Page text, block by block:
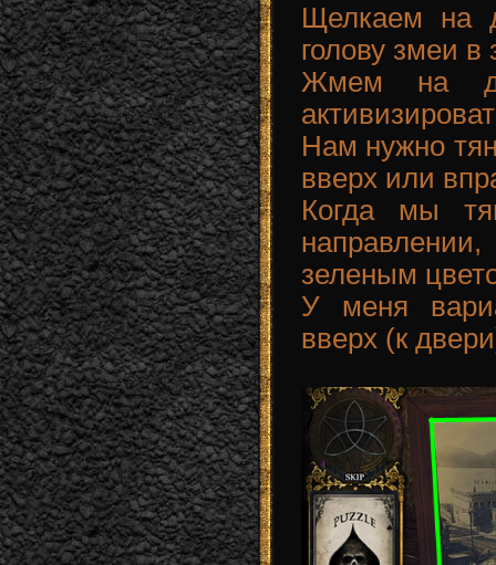
Щелкаем на
голову змеи в
Жмем на
Нам нужно
вверх или
Когда мы
зеленым
У меня
вверх (к